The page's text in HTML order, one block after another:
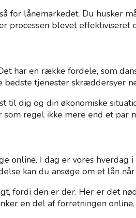
lånemarkedet. Du husker
processen blevet effektiviseret
har en række fordele, som
bedste tjenester skræddersyer
dig og din økonomiske
regel ikke mere end et par
online. I dag er vores
kan du ansøge om et lån
fordi den er der. Her er det
en del af forretningen